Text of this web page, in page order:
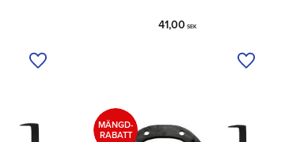
Tilføj til ønskeliste
41,00 SEK
Tilføj til
MÄNGD-
RABATT